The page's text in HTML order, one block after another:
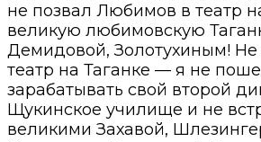
не позвал Любимов в театр
великую любимовскую
Демидовой, Золотухиным! Не
театр на Таганке — я не
зарабатывать свой второй
Щукинское училище и не
великими Захавой,